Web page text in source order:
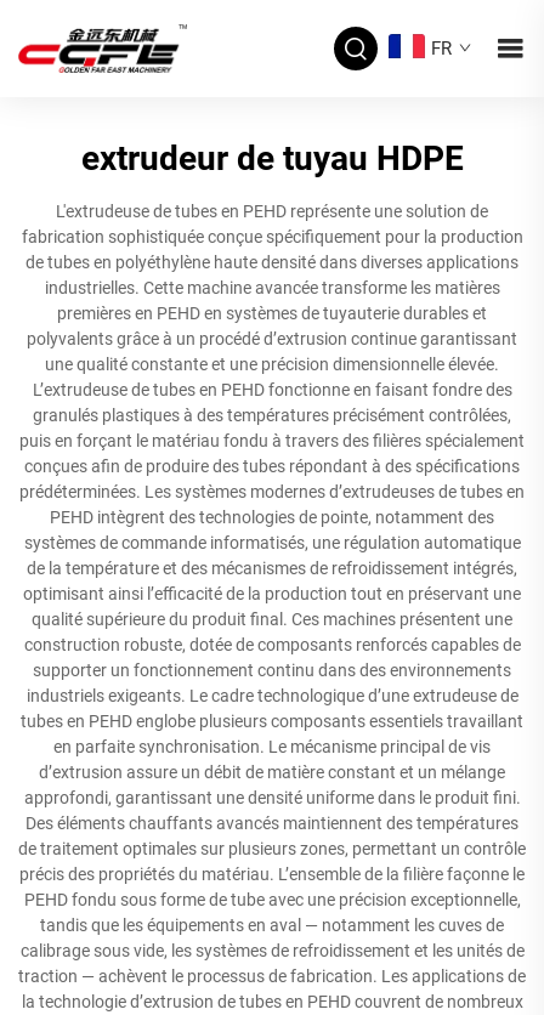
FR
extrudeur de tuyau HDPE
L'extrudeuse de tubes en PEHD représente une solution de
fabrication sophistiquée conçue spécifiquement pour la production
de tubes en polyéthylène haute densité dans diverses applications
industrielles. Cette machine avancée transforme les matières
premières en PEHD en systèmes de tuyauterie durables et
polyvalents grâce à un procédé d’extrusion continue garantissant
une qualité constante et une précision dimensionnelle élevée.
L’extrudeuse de tubes en PEHD fonctionne en faisant fondre des
granulés plastiques à des températures précisément contrôlées,
puis en forçant le matériau fondu à travers des filières spécialement
conçues afin de produire des tubes répondant à des spécifications
prédéterminées. Les systèmes modernes d’extrudeuses de tubes en
PEHD intègrent des technologies de pointe, notamment des
systèmes de commande informatisés, une régulation automatique
de la température et des mécanismes de refroidissement intégrés,
optimisant ainsi l’efficacité de la production tout en préservant une
qualité supérieure du produit final. Ces machines présentent une
construction robuste, dotée de composants renforcés capables de
supporter un fonctionnement continu dans des environnements
industriels exigeants. Le cadre technologique d’une extrudeuse de
tubes en PEHD englobe plusieurs composants essentiels travaillant
en parfaite synchronisation. Le mécanisme principal de vis
d’extrusion assure un débit de matière constant et un mélange
approfondi, garantissant une densité uniforme dans le produit fini.
Des éléments chauffants avancés maintiennent des températures
de traitement optimales sur plusieurs zones, permettant un contrôle
précis des propriétés du matériau. L’ensemble de la filière façonne le
PEHD fondu sous forme de tube avec une précision exceptionnelle,
tandis que les équipements en aval — notamment les cuves de
calibrage sous vide, les systèmes de refroidissement et les unités de
traction — achèvent le processus de fabrication. Les applications de
la technologie d’extrusion de tubes en PEHD couvrent de nombreux